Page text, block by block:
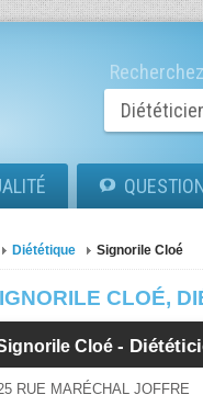
Diététique Signorile Cloé
CLOÉ,
Cloé-
RUE MARÉCHAL JOFFRE